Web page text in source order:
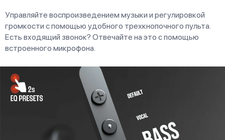
Управляйте воспроизведением музыки и регулировкой
громкости с помощью удобного трехкнопочного пульта.
Есть входящий звонок? Отвечайте на это с помощью
встроенного микрофона.